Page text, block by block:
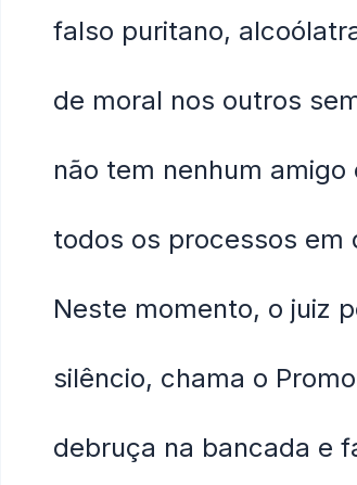
falso puritano,
de moral nos outros
não tem nenhum
todos os processos em
Neste momento, o juiz
silêncio, chama o
debruça na bancada e